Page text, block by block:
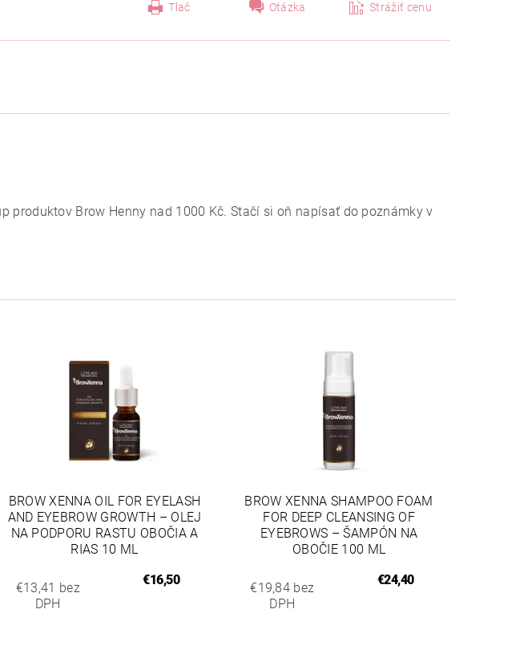
Tlač Otázka Strážiť cenu
produktov Brow Henny nad 1000 Kč. Stačí si oň napísať do poznámky v
BROW XENNA OIL FOR EYELASH
AND EYEBROW GROWTH – OLEJ
NA PODPORU RASTU OBOČIA A
RIAS 10 ML
€13,41 bez
DPH
€16,50
BROW XENNA SHAMPOO FOAM
FOR DEEP CLEANSING OF
EYEBROWS – ŠAMPÓN NA
OBOČIE 100 ML
€19,84 bez
DPH
€24,40